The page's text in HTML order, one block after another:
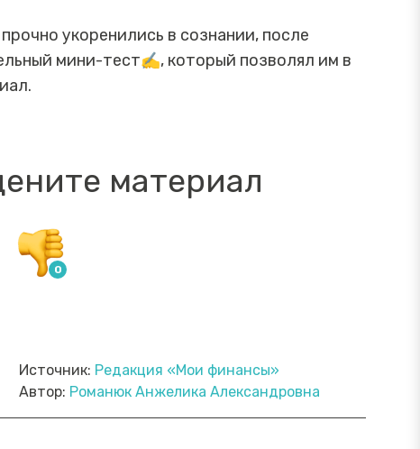
укоренились в сознании, после
мини-тест✍️, который позволял им в
материал
Источник: Редакция «Мои финансы»
Автор: Романюк Анжелика Александровна